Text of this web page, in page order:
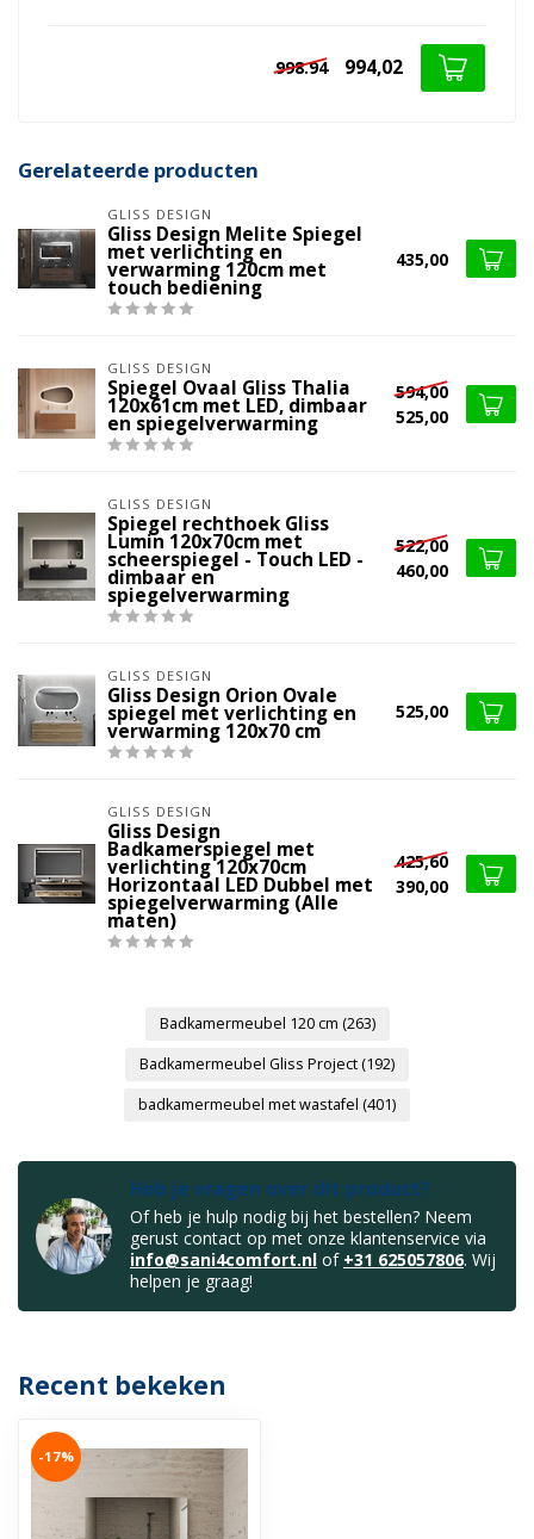
998.94 994,02
Gerelateerde producten
GLISS DESIGN
Gliss Design Melite Spiegel
met verlichting en
verwarming 120cm met
touch bediening
435,00
GLISS DESIGN
Spiegel Ovaal Gliss Thalia
120x61cm met LED, dimbaar
en spiegelverwarming
594,00
525,00
GLISS DESIGN
Spiegel rechthoek Gliss
Lumin 120x70cm met
scheerspiegel - Touch LED -
dimbaar en
spiegelverwarming
522,00
460,00
GLISS DESIGN
Gliss Design Orion Ovale
spiegel met verlichting en
verwarming 120x70 cm
525,00
GLISS DESIGN
Gliss Design
Badkamerspiegel met
verlichting 120x70cm
Horizontaal LED Dubbel met
spiegelverwarming (Alle
maten)
425,60
390,00
Badkamermeubel 120 cm (263)
Badkamermeubel Gliss Project(192)
badkamermeubel met wastafel (401)
Heb je vragen over dit product?
Of heb je hulp nodig bij het bestellen? Neem
gerust contact op met onze klantenservice via
info@sani4comfort.nl of +31 625057806. Wij
helpen je graag!
Recent bekeken
-17%